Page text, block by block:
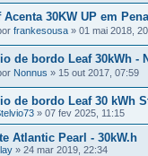
Acenta 30KW UP em
frankesousa » 01 mai 2018,
de bordo Leaf 30kWh -
Nonnus » 15 out 2017, 07:59
de bordo Leaf 30 kWh
» 07 fev 2025, 11:15
Atlantic Pearl - 30kW.h
» 24 mar 2019, 22:34